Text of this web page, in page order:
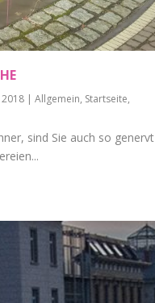
| Allgemein, Startseite,
sind Sie auch so genervt